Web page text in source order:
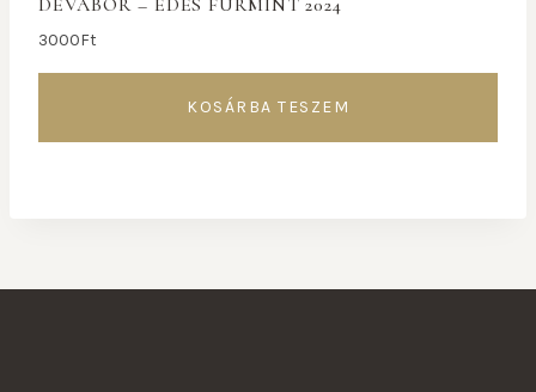
DÉVABOR – ÉDES FURMINT 2024
3000Ft
KOSÁRBA TESZEM